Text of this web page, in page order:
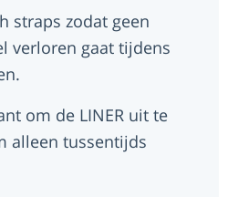
straps zodat geen
verloren gaat tijdens
om de LINER uit te
alleen tussentijds